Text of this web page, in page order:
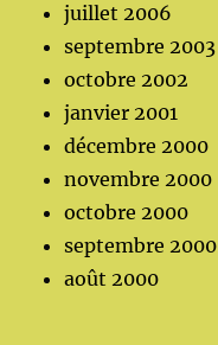
juillet 2006
septembre 2003
octobre 2002
janvier 2001
décembre 2000
novembre 2000
octobre 2000
septembre 2000
août 2000